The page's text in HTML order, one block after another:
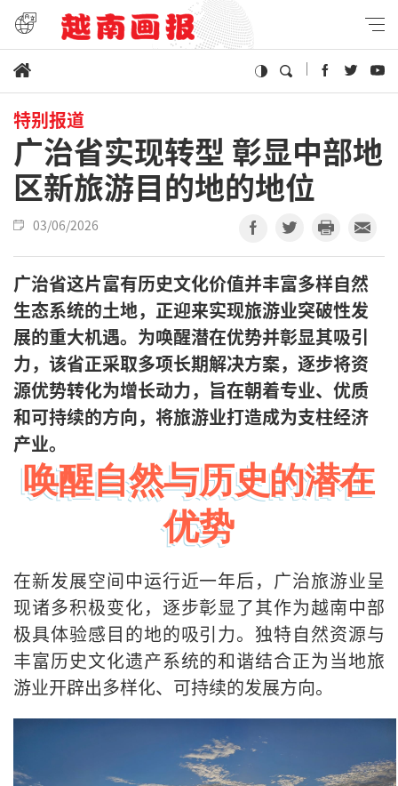
特别报道
广治省实现转型 彰显中部地
区新旅游目的地的地位
03/06/2026
广治省这片富有历史文化价值并丰富多样自然
生态系统的土地，正迎来实现旅游业突破性发
展的重大机遇。为唤醒潜在优势并彰显其吸引
力，该省正采取多项长期解决方案，逐步将资
源优势转化为增长动力，旨在朝着专业、优质
和可持续的方向，将旅游业打造成为支柱经济
产业。
唤醒自然与历史的潜在
优势
在新发展空间中运行近一年后，广治旅游业呈
现诸多积极变化，逐步彰显了其作为越南中部
极具体验感目的地的吸引力。独特自然资源与
丰富历史文化遗产系统的和谐结合正为当地旅
游业开辟出多样化、可持续的发展方向。